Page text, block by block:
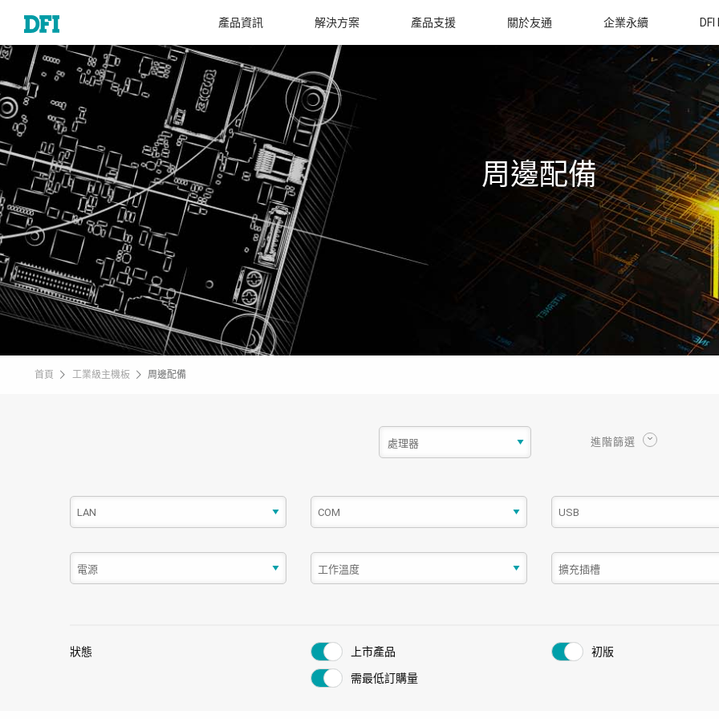
產品資訊 解決方案 產品支援 關於友通 企業永續
周邊配備
首頁 工業級主機板 周邊配備
進階篩選
狀態 上市產品 初版
需最低訂購量